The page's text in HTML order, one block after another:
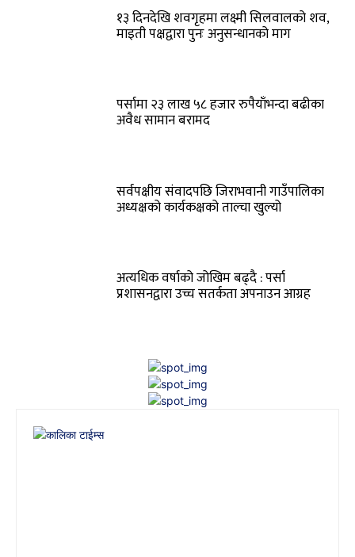
१३ दिनदेखि शवगृहमा लक्ष्मी सिलवालको शव,
माइती पक्षद्वारा पुनः अनुसन्धानको माग
पर्सामा २३ लाख ५८ हजार रुपैयाँभन्दा बढीका
अवैध सामान बरामद
सर्वपक्षीय संवादपछि जिराभवानी गाउँपालिका
अध्यक्षको कार्यकक्षको ताल्चा खुल्यो
अत्यधिक वर्षाको जोखिम बढ्दै : पर्सा
प्रशासनद्वारा उच्च सतर्कता अपनाउन आग्रह